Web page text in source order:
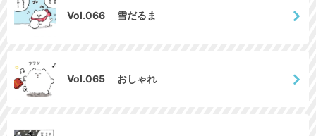
Vol.066 雪だるま
Vol.065 おしゃれ